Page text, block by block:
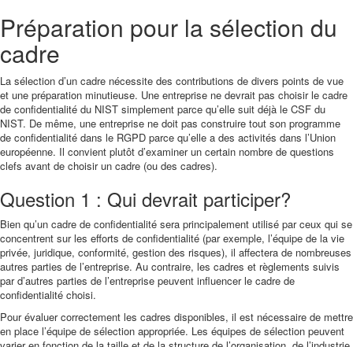
Préparation pour la sélection du
cadre
La sélection d’un cadre nécessite des contributions de divers points de vue
et une préparation minutieuse. Une entreprise ne devrait pas choisir le cadre
de confidentialité du NIST simplement parce qu’elle suit déjà le CSF du
NIST. De même, une entreprise ne doit pas construire tout son programme
de confidentialité dans le RGPD parce qu’elle a des activités dans l’Union
européenne. Il convient plutôt d’examiner un certain nombre de questions
clefs avant de choisir un cadre (ou des cadres).
Question 1 : Qui devrait participer?
Bien qu’un cadre de confidentialité sera principalement utilisé par ceux qui se
concentrent sur les efforts de confidentialité (par exemple, l’équipe de la vie
privée, juridique, conformité, gestion des risques), il affectera de nombreuses
autres parties de l’entreprise. Au contraire, les cadres et règlements suivis
par d’autres parties de l’entreprise peuvent influencer le cadre de
confidentialité choisi.
Pour évaluer correctement les cadres disponibles, il est nécessaire de mettre
en place l’équipe de sélection appropriée. Les équipes de sélection peuvent